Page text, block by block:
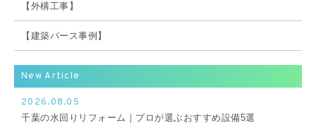
【外構工事】
【建築パース事例】
New Article
2026.08.05
千葉の水回りリフォーム｜プロが選ぶおすすめ設備5選